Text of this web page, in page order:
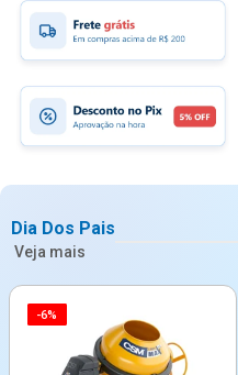
Dia Dos Pais
Veja mais
-6%